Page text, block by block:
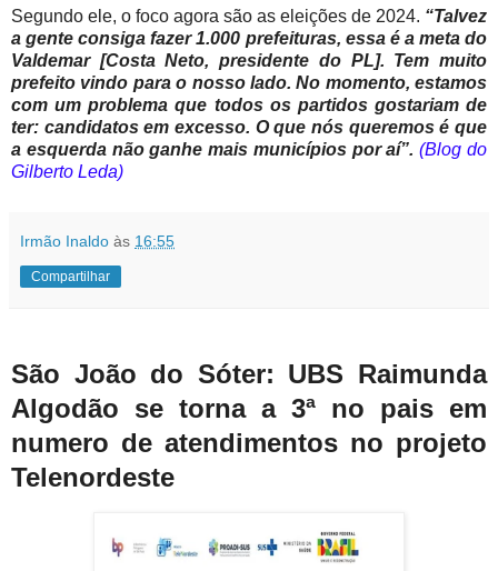
Segundo ele, o foco agora são as eleições de 2024. “Talvez
a gente consiga fazer 1.000 prefeituras, essa é a meta do
Valdemar [Costa Neto, presidente do PL]. Tem muito
prefeito vindo para o nosso lado. No momento, estamos
com um problema que todos os partidos gostariam de
ter: candidatos em excesso. O que nós queremos é que
a esquerda não ganhe mais municípios por aí”.(Blog do
Gilberto Leda)
Irmão Inaldo às 16:55
Compartilhar
São João do Sóter: UBS Raimunda
Algodão se torna a 3ª no pais em
numero de atendimentos no projeto
Telenordeste